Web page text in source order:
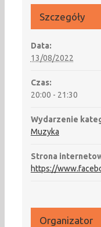
Szczegóły
Data:
13/08/2022
Czas:
20:00 - 21:30
Wydarzenie
Muzyka
Strona
https://
Organizator